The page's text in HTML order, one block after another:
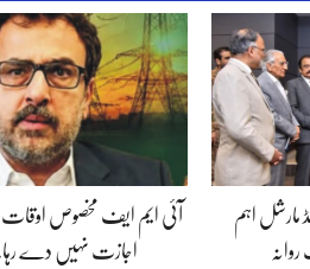
مارشل اہم
آئی ایم ایف مخصوص اوقات
اجازت نہیں دے